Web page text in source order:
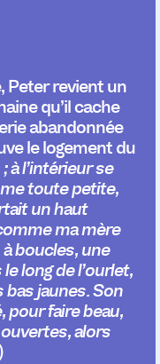
Peter revient un
qu’il cache
abandonnée
le logement du
à l’intérieur se
toute petite,
un haut
ma mère
boucles, une
long de l’ourlet,
jaunes. Son
pour faire beau,
alors